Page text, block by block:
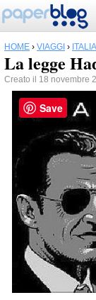
HOME › VIAGGI ›
La legge
Creato il 18 novembre
Save